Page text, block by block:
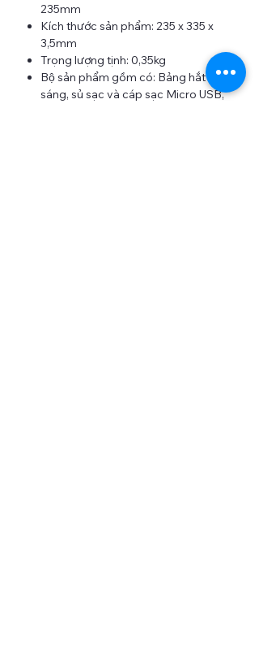
235mm
Kích thước sản phẩm: 235 x 335 x
3,5mm
Trọng lượng tịnh: 0,35kg
Bộ sản phẩm gồm có: Bảng hắt
sáng, sủ sạc và cáp sạc Micro USB,